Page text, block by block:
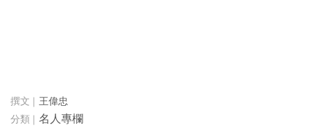
王偉忠
名人專欄